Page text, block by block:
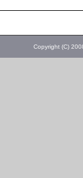
Copyright (C)